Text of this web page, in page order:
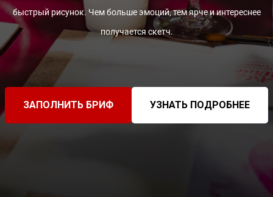
быстрый рисунок. Чем больше эмоций, тем ярче и интереснее
получается скетч.
ЗАПОЛНИТЬ БРИФ УЗНАТЬ ПОДРОБНЕЕ